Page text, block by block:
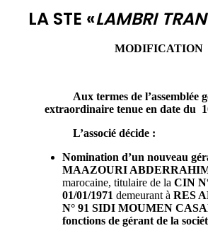
LA STE «LAMBRI
MODIFICATION
Aux termes de l’assemblée
extraordinaire tenue en date du
L’associé décide :
Nomination d’un nouveau
MAAZOURI
marocaine, titulaire de la CIN
01/01/1971 demeurant à RES
N° 91 SIDI MOUMEN
fonctions de gérant de la